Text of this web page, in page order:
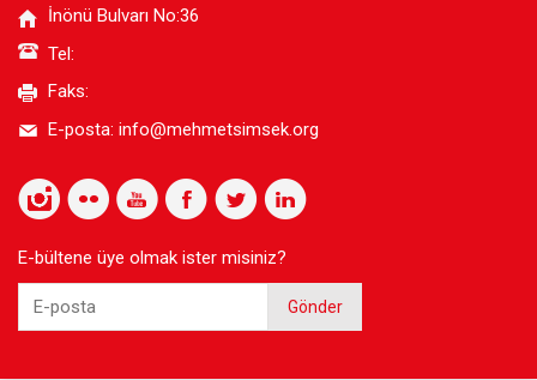
İnönü Bulvarı No:36
Tel:
Faks:
E-posta: info@mehmetsimsek.org
E-bültene üye olmak ister misiniz?
Gönder